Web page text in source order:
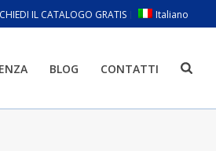
IL CATALOGO GRATIS Italiano
BLOG CONTATTI